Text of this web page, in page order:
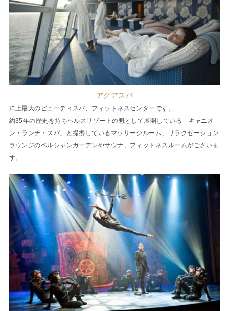
アクアスパ
洋上最大のビューティスパ、フィットネスセンターです。
約35年の歴史を持ちヘルスリゾートの魁として展開している「キャニオ
ン・ランチ・スパ」と提携しているマッサージルーム、リラクゼーション
ラウンジのペルシャンガーデンやサウナ、フィットネスルームがございま
す。